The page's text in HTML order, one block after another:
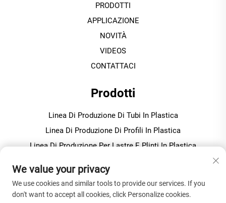
PRODOTTI
APPLICAZIONE
NOVITÀ
VIDEOS
CONTATTACI
Prodotti
Linea Di Produzione Di Tubi In Plastica
Linea Di Produzione Di Profili In Plastica
Linea Di Produzione Per Lastre E Plinti In Plastica
INFORMAZIONI SULL'AZIENDA
We value your privacy
We use cookies and similar tools to provide our services. If you
don't want to accept all cookies, click Personalize cookies.